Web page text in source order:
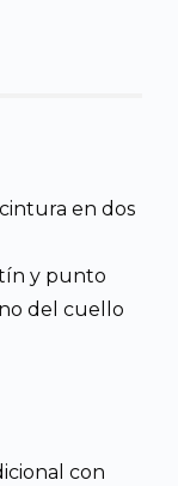
en dos
y punto
del cuello
con